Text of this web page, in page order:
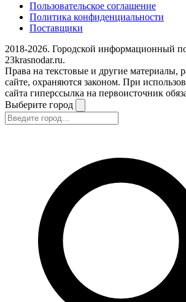
Пользовательское соглашение
Политика конфиденциальности
Поставщики
2018-2026. Городской информационный
23krasnodar.ru.
Права на текстовые и другие материалы,
сайте, охраняются законом. При
сайта гиперссылка на первоисточник
Выберите город